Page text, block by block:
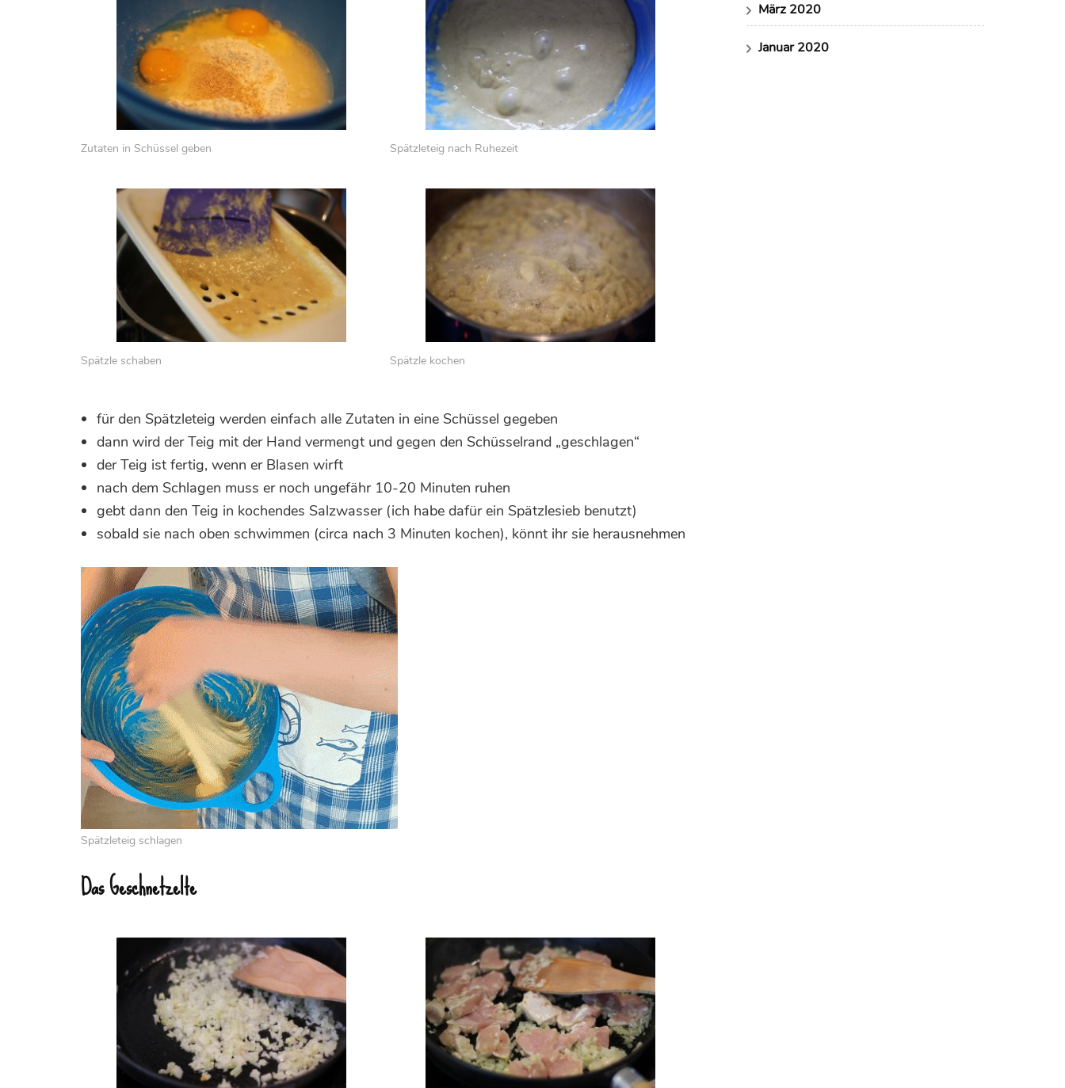
Zutaten in Schüssel geben Spätzleteig nach Ruhezeit
Spätzle schaben Spätzle kochen
für den Spätzleteig werden einfach alle Zutaten in eine Schüssel gegeben
dann wird der Teig mit der Hand vermengt und gegen den Schüsselrand „geschlagen“
der Teig ist fertig, wenn er Blasen wirft
nach dem Schlagen muss er noch ungefähr 10-20 Minuten ruhen
gebt dann den Teig in kochendes Salzwasser (ich habe dafür ein Spätzlesieb benutzt)
sobald sie nach oben schwimmen (circa nach 3 Minuten kochen), könnt ihr sie herausnehmen
Spätzleteig schlagen
Das Geschnetzelte
März 2020
Januar 2020